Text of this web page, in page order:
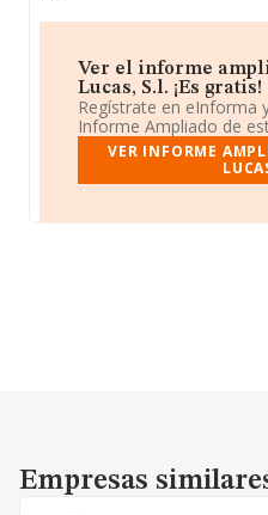
Ver el informe
Lucas, S.l. ¡Es gratis!
Regístrate en eInforma
Informe Ampliado de
VER INFORME
Empresas similares
Empresas